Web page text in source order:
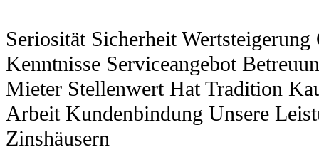
Seriosität Sicherheit
Kenntnisse Serviceangebot
Mieter Stellenwert Hat Tradition
Arbeit Kundenbindung Unsere
Zinshäusern